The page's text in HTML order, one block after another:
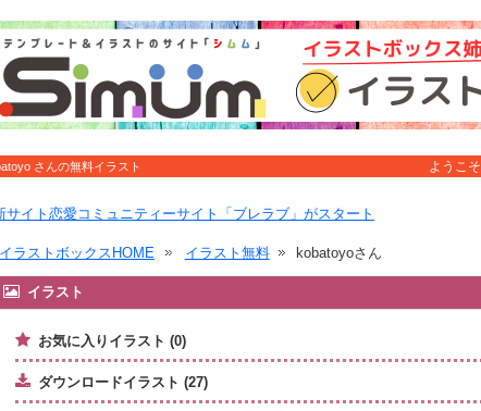
さんの無料イラスト ようこそ
サイト恋愛コミュニティーサイト「ブレラブ」がスタート
イラストボックスHOME イラスト無料 kobatoyoさん
イラスト
お気に入りイラスト (0)
ダウンロードイラスト (27)